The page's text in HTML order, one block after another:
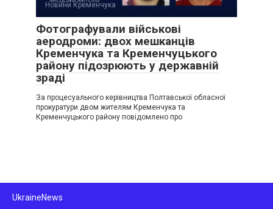
Новини Кременчука
Фотографували військові
аеродроми: двох мешканців
Кременчука та Кременчуцького
району підозрюють у державній
зраді
За процесуального керівництва Полтавської обласної
прокуратури двом жителям Кременчука та
Кременчуцького району повідомлено про
UkraineNews